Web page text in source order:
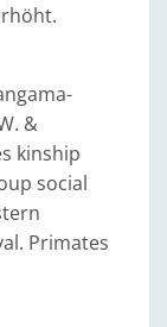
&
kinship
social
Primates